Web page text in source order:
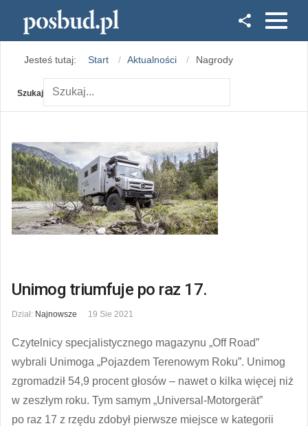
Instagram
Jesteś tutaj: Start Aktualności Nagrody
Szukaj
Unimog triumfuje po raz 17.
Dział: Najnowsze 19 Sie 2021
Czytelnicy specjalistycznego magazynu „Off Road”
wybrali Unimoga „Pojazdem Terenowym Roku”. Unimog
zgromadził 54,9 procent głosów – nawet o kilka więcej niż
w zeszłym roku. Tym samym „Universal-Motorgerät”
po raz 17 z rzędu zdobył pierwsze miejsce w kategorii